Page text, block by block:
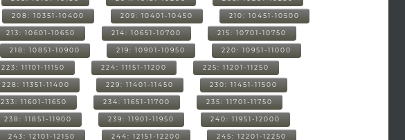
208: 10351-10400 209: 10401-10450 210: 10451-10500
213: 10601-10650 214: 10651-10700 215: 10701-10750
218: 10851-10900 219: 10901-10950 220: 10951-11000
223: 11101-11150 224: 11151-11200 225: 11201-11250
228: 11351-11400 229: 11401-11450 230: 11451-11500
233: 11601-11650 234: 11651-11700 235: 11701-11750
238: 11851-11900 239: 11901-11950 240: 11951-12000
243: 12101-12150 244: 12151-12200 245: 12201-12250